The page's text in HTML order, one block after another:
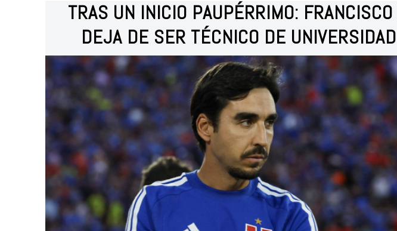
TRAS UN INICIO PAUPÉRRIMO:
DEJA DE SER TÉCNICO DE